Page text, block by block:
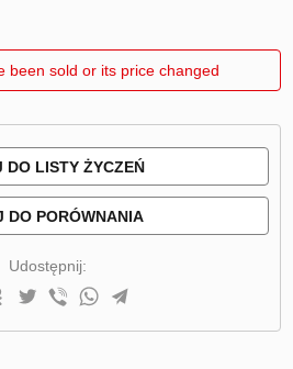
been sold or its price changed
DO LISTY ŻYCZEŃ
DO PORÓWNANIA
Udostępnij: